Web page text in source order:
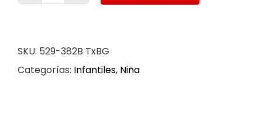
en
color
SKU: 529-382B TxBG
Categorías: Infantiles, Niña